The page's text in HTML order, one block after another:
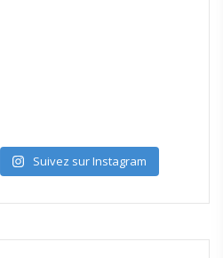
Suivez sur Instagram